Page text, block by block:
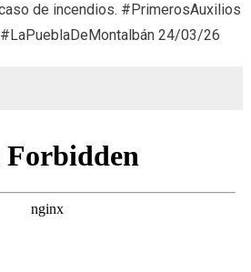
de incendios. #PrimerosAuxilios
24/03/26